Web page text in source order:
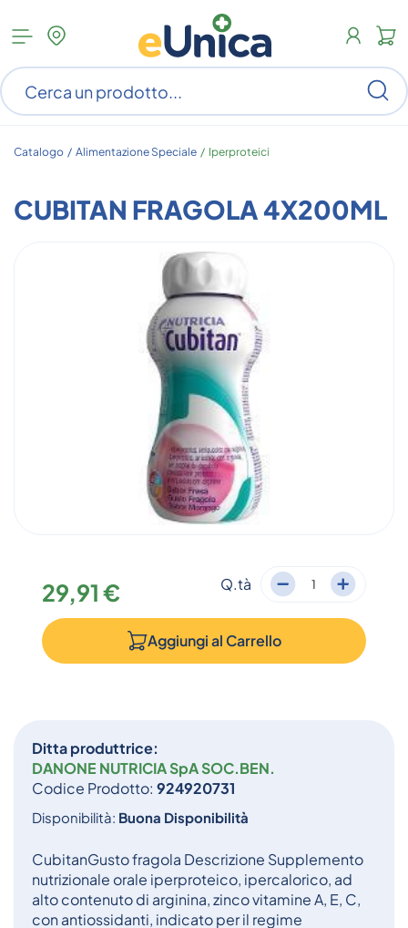
Apri
menu
categorie
Catalogo / Alimentazione Speciale / Iperproteici
CUBITAN FRAGOLA 4X200ML
Ditta produttrice:
DANONE NUTRICIA SpA SOC.BEN.
Codice Prodotto: 924920731
Disponibilità: Buona Disponibilità
CubitanGusto fragola Descrizione Supplemento
nutrizionale orale iperproteico, ipercalorico, ad
alto contenuto di arginina, zinco vitamine A, E, C,
con antiossidanti, indicato per il regime
29,91 € Q.tà
Aggiungi al Carrello